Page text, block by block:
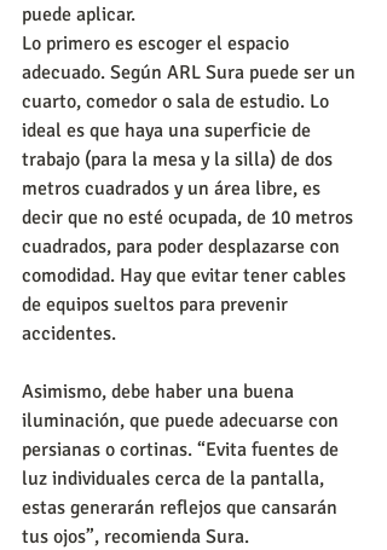
puede aplicar.
Lo primero es escoger el espacio
adecuado. Según ARL Sura puede ser un
cuarto, comedor o sala de estudio. Lo
ideal es que haya una superficie de
trabajo (para la mesa y la silla) de dos
metros cuadrados y un área libre, es
decir que no esté ocupada, de 10 metros
cuadrados, para poder desplazarse con
comodidad. Hay que evitar tener cables
de equipos sueltos para prevenir
accidentes.
Asimismo, debe haber una buena
iluminación, que puede adecuarse con
persianas o cortinas. “Evita fuentes de
luz individuales cerca de la pantalla,
estas generarán reflejos que cansarán
tus ojos”, recomienda Sura.